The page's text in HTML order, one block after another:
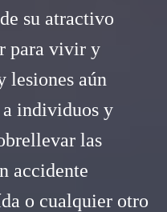
su atractivo
para vivir y
lesiones aún
individuos y
las
accidente
o cualquier otro